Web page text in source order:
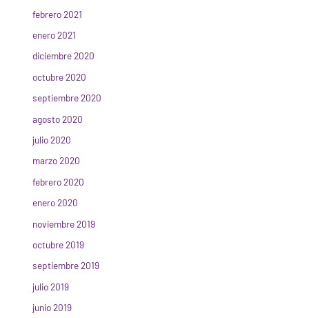
febrero 2021
enero 2021
diciembre 2020
octubre 2020
septiembre 2020
agosto 2020
julio 2020
marzo 2020
febrero 2020
enero 2020
noviembre 2019
octubre 2019
septiembre 2019
julio 2019
junio 2019